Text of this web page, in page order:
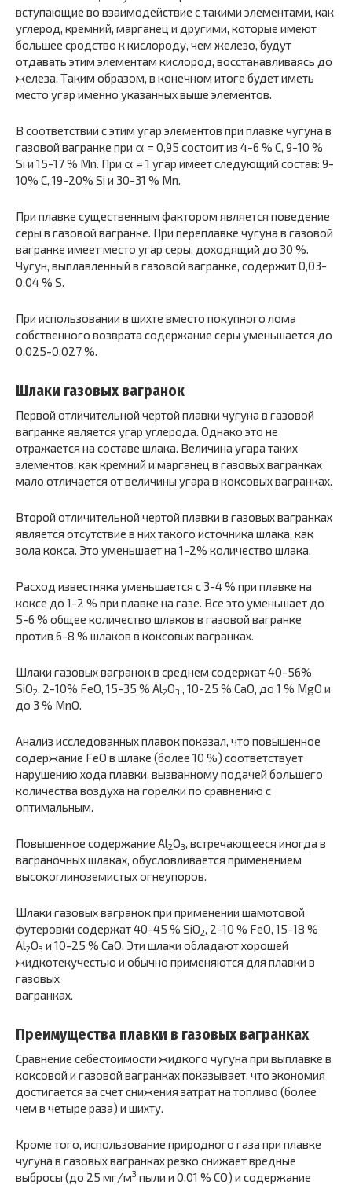
вступающие во взаимодействие с такими элементами, как
углерод, кремний, марганец и другими, которые имеют
большее сродство к кислороду, чем железо, будут
отдавать этим элементам кислород, восстанавливаясь до
железа. Таким образом, в конечном итоге будет иметь
место угар именно указанных выше элементов.
В соответствии с этим угар элементов при плавке чугуна в
газовой вагранке при α = 0,95 состоит из 4-6 % C, 9-10 %
Si и 15-17 % Mn. При α = 1 угар имеет следующий состав: 9-
10% C, 19-20% Si и 30-31 % Mn.
При плавке существенным фактором является поведение
серы в газовой вагранке. При переплавке чугуна в газовой
вагранке имеет место угар серы, доходящий до 30 %.
Чугун, выплавленный в газовой вагранке, содержит 0,03-
0,04 % S.
При использовании в шихте вместо покупного лома
собственного возврата содержание серы уменьшается до
0,025-0,027 %.
Шлаки газовых вагранок
Первой отличительной чертой плавки чугуна в газовой
вагранке является угар углерода. Однако это не
отражается на составе шлака. Величина угара таких
элементов, как кремний и марганец в газовых вагранках
мало отличается от величины угара в коксовых вагранках.
Второй отличительной чертой плавки в газовых вагранках
является отсутствие в них такого источника шлака, как
зола кокса. Это уменьшает на 1-2% количество шлака.
Расход известняка уменьшается с 3-4 % при плавке на
коксе до 1-2 % при плавке на газе. Все это уменьшает до
5-6 % общее количество шлаков в газовой вагранке
против 6-8 % шлаков в коксовых вагранках.
Шлаки газовых вагранок в среднем содержат 40-56%
SiO2, 2-10% FeO, 15-35 % Al2O3 , 10-25 % CaO, до 1 % MgO и
до 3 % MnO.
Анализ исследованных плавок показал, что повышенное
содержание FeO в шлаке (более 10 %) соответствует
нарушению хода плавки, вызванному подачей большего
количества воздуха на горелки по сравнению с
оптимальным.
Повышенное содержание Al2O3, встречающееся иногда в
ваграночных шлаках, обусловливается применением
высокоглиноземистых огнеупоров.
Шлаки газовых вагранок при применении шамотовой
футеровки содержат 40-45 % SiO2, 2-10 % FeO, 15-18 %
Al2O3 и 10-25 % СаО. Эти шлаки обладают хорошей
жидкотекучестью и обычно применяются для плавки в
газовых
вагранках.
Преимущества плавки в газовых вагранках
Сравнение себестоимости жидкого чугуна при выплавке в
коксовой и газовой вагранках показывает, что экономия
достигается за счет снижения затрат на топливо (более
чем в четыре раза) и шихту.
Кроме того, использование природного газа при плавке
чугуна в газовых вагранках резко снижает вредные
выбросы (до 25 мг/м3 пыли и 0,01 % СО) и содержание